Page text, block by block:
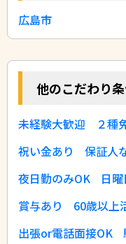
広島市
他のこだわり
未経験大歓迎 ２種
祝い金あり
保証人
夜日勤のみOK
日
賞与あり
60歳以上
出張or電話面接OK